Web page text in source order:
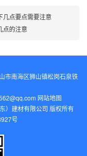
几点要点需要注意
点的注意
市南海区狮山镇松岗石泉铁
网站地图
）建材有限公司 版权所有
号